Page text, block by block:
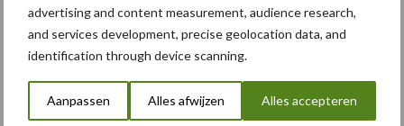
advertising and content measurement, audience research,
and services development, precise geolocation data, and
identification through device scanning.
Aanpassen Alles afwijzen Alles accepteren